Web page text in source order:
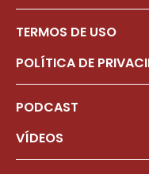
TERMOS DE USO
POLÍTICA DE
PODCAST
VÍDEOS